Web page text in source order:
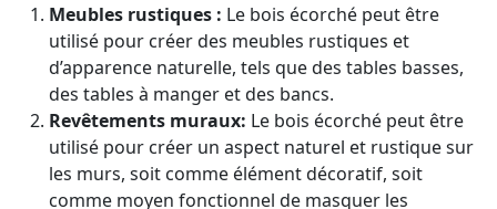
Meubles rustiques : Le bois écorché peut être
utilisé pour créer des meubles rustiques et
d’apparence naturelle, tels que des tables basses,
des tables à manger et des bancs.
Revêtements muraux: Le bois écorché peut être
utilisé pour créer un aspect naturel et rustique sur
les murs, soit comme élément décoratif, soit
comme moyen fonctionnel de masquer les